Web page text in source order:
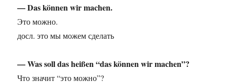
— Das können wir machen.
Это можно.
досл. это мы можем сделать
— Was soll das heißen “das können wir machen”?
Что значит “это можно”?